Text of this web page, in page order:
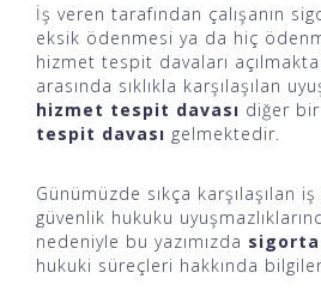
İş veren tarafından çalışanın
eksik ödenmesi ya da hiç
hizmet tespit davaları
arasında sıklıkla karşılaşılan
hizmet tespit davası diğer
tespit davası gelmektedir.
Günümüzde sıkça karşılaşılan
güvenlik hukuku
nedeniyle bu yazımızda
hukuki süreçleri hakkında